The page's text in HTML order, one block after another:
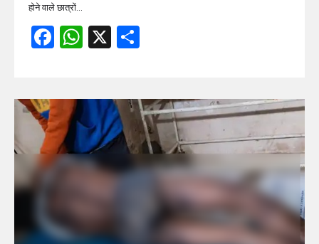
होने वाले छात्रों…
Facebook
WhatsApp
X